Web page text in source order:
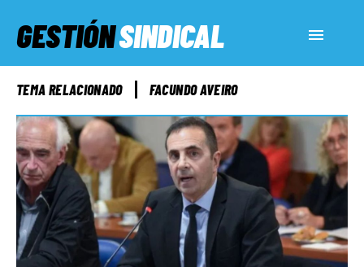
GESTIÓNSINDICAL
ACTUALIDAD
SERVICIOS SOCIALES
INFORMES ESPECIALES
FUERA DE MEGÁFONO
TEMA RELACIONADO FACUNDO AVEIRO